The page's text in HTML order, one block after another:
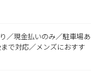
／現金払いのみ／駐車場あ
で対応／メンズにおすす